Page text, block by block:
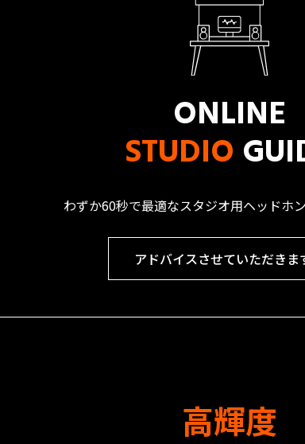
ONLINE
STUDIO
わずか60秒で最適なスタジオ用ヘッドホ
アドバイスさせていただきま
高輝度